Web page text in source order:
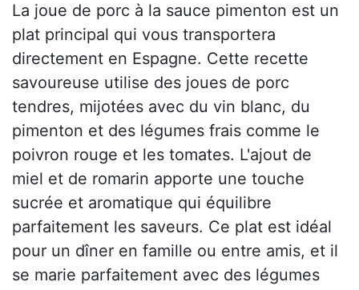
La joue de porc à la sauce pimenton est un
plat principal qui vous transportera
directement en Espagne. Cette recette
savoureuse utilise des joues de porc
tendres, mijotées avec du vin blanc, du
pimenton et des légumes frais comme le
poivron rouge et les tomates. L'ajout de
miel et de romarin apporte une touche
sucrée et aromatique qui équilibre
parfaitement les saveurs. Ce plat est idéal
pour un dîner en famille ou entre amis, et il
se marie parfaitement avec des légumes